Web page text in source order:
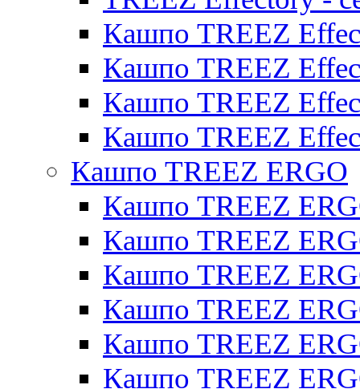
Кашпо TREEZ
Кашпо TREEZ
Кашпо TREEZ
Кашпо TREEZ
Кашпо TREEZ ERGO
Кашпо TREEZ
Кашпо TREEZ
Кашпо TREEZ
Кашпо TREEZ
Кашпо TREEZ
Кашпо TREEZ